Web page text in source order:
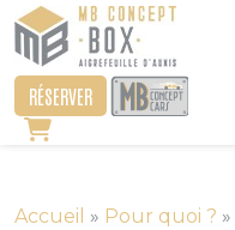
RÉSERVER
Accueil » Pour quoi ? »